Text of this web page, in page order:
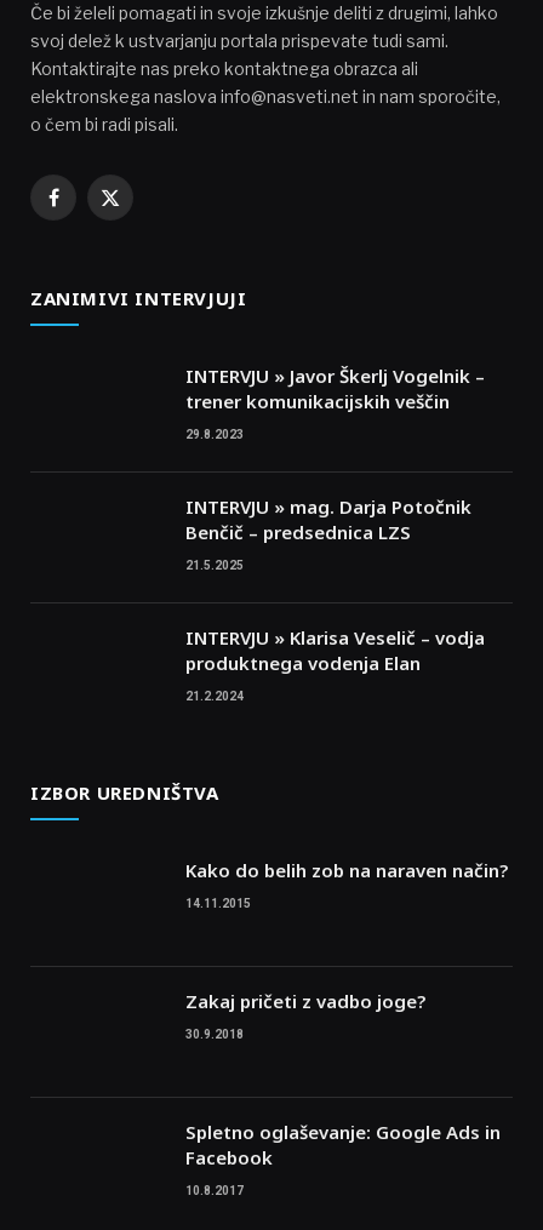
Če bi želeli pomagati in svoje izkušnje deliti z drugimi, lahko
svoj delež k ustvarjanju portala prispevate tudi sami.
Kontaktirajte nas preko kontaktnega obrazca ali
elektronskega naslova info@nasveti.net in nam sporočite,
o čem bi radi pisali.
Facebook
X
ZANIMIVI INTERVJUJI
INTERVJU » Javor Škerlj Vogelnik –
trener komunikacijskih veščin
29.8.2023
INTERVJU » mag. Darja Potočnik
Benčič – predsednica LZS
21.5.2025
INTERVJU » Klarisa Veselič – vodja
produktnega vodenja Elan
21.2.2024
IZBOR UREDNIŠTVA
Kako do belih zob na naraven način?
14.11.2015
Zakaj pričeti z vadbo joge?
30.9.2018
Spletno oglaševanje: Google Ads in
Facebook
10.8.2017